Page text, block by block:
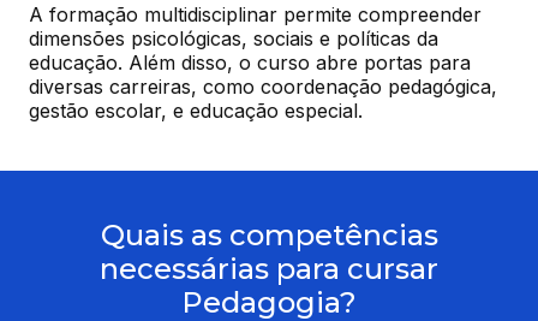
A formação multidisciplinar permite compreender
dimensões psicológicas, sociais e políticas da
educação. Além disso, o curso abre portas para
diversas carreiras, como coordenação pedagógica,
gestão escolar, e educação especial.
Quais as competências
necessárias para cursar
Pedagogia?